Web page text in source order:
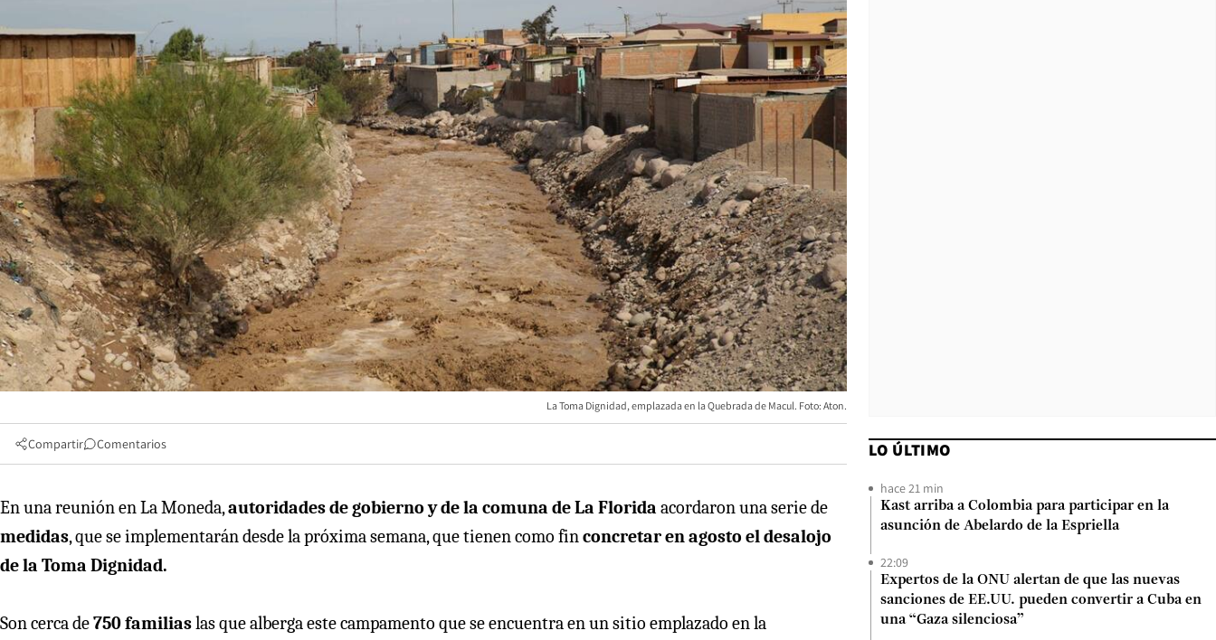
La Toma Dignidad, emplazada en la Quebrada de Macul. Foto: Aton.
Compartir Comentarios
En una reunión en La Moneda,autoridades de gobierno y de la comuna de La Florida acordaron una serie de
medidas, que se implementarán desde la próxima semana, que tienen como finconcretar en agosto el desalojo
de la Toma Dignidad.
Son cerca de750 familiaslas que alberga este campamento que se encuentra en un sitio emplazado en la
LO ÚLTIMO
hace 21 min
Kast arriba a Colombia para participar en la
asunción de Abelardo de la Espriella
22:09
Expertos de la ONU alertan de que las nuevas
sanciones de EE.UU. pueden convertir a Cuba en
una “Gaza silenciosa”